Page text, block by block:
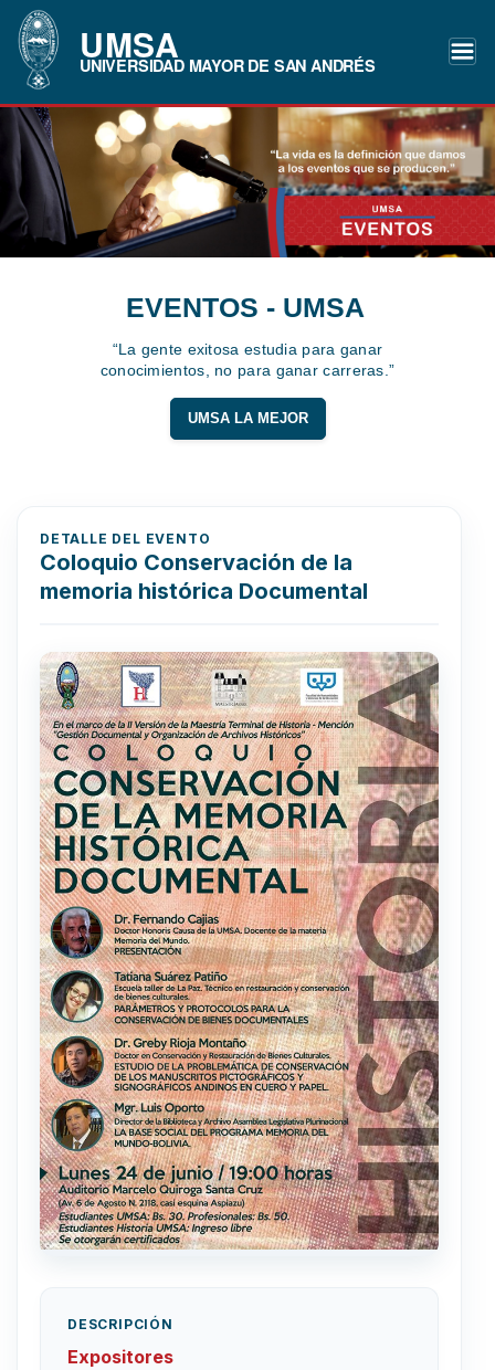
UMSA
UNIVERSIDAD MAYOR DE SAN ANDRÉS
EVENTOS - UMSA
“La gente exitosa estudia para ganar
conocimientos, no para ganar carreras.”
UMSA LA MEJOR
DETALLE DEL EVENTO
Coloquio Conservación de la
memoria histórica Documental
DESCRIPCIÓN
Expositores